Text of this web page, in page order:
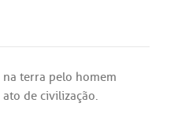
na terra pelo homem
ato de civilização.